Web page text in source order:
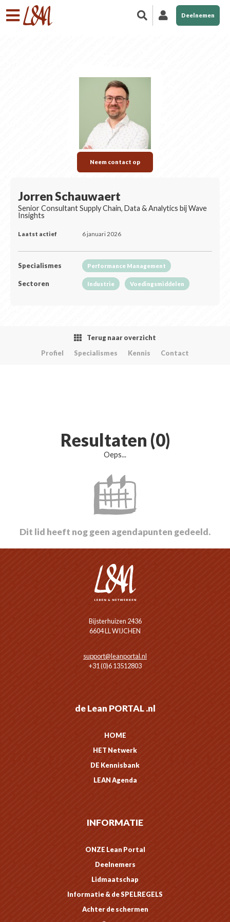
Deelnemen
Neem contact op
Jorren Schauwaert
Senior Consultant Supply Chain, Data & Analytics bij Wave
Insights
Laatst actief 6 januari 2026
Specialismes Performance Management
Sectoren Industrie Voedingsmiddelen
Terug naar overzicht
Profiel
Specialismes Kennis Contact
Resultaten (0)
Oeps...
Dit lid heeft nog geen agendapunten gedeeld.
Bijsterhuizen 2436
6604 LL WIJCHEN
support@leanportal.nl
+31 (0)6 13512803
de Lean PORTAL .nl
HOME
HET Netwerk
DE Kennisbank
LEAN Agenda
INFORMATIE
ONZE Lean Portal
Deelnemers
Lidmaatschap
Informatie & de SPELREGELS
Achter de schermen